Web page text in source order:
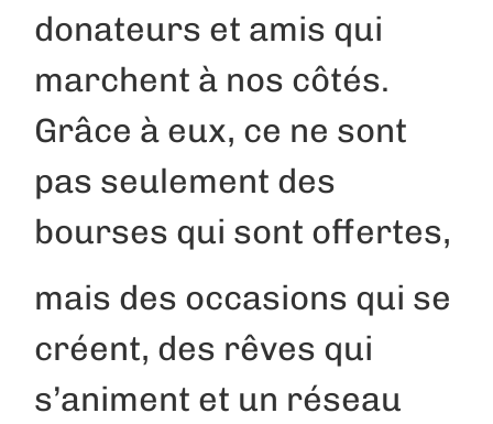
donateurs et amis qui
marchent à nos côtés.
Grâce à eux, ce ne sont
pas seulement des
bourses qui sont offertes,
mais des occasions qui se
créent, des rêves qui
s’animent et un réseau